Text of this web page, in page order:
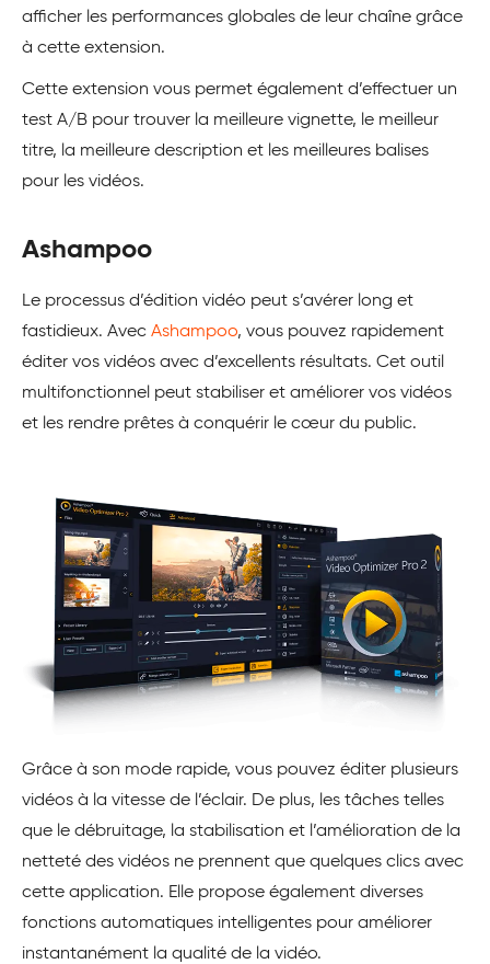
afficher les performances globales de leur chaîne grâce
à cette extension.
Cette extension vous permet également d’effectuer un
test A/B pour trouver la meilleure vignette, le meilleur
titre, la meilleure description et les meilleures balises
pour les vidéos.
Ashampoo
Le processus d’édition vidéo peut s’avérer long et
fastidieux. Avec Ashampoo, vous pouvez rapidement
éditer vos vidéos avec d’excellents résultats. Cet outil
multifonctionnel peut stabiliser et améliorer vos vidéos
et les rendre prêtes à conquérir le cœur du public.
Grâce à son mode rapide, vous pouvez éditer plusieurs
vidéos à la vitesse de l’éclair. De plus, les tâches telles
que le débruitage, la stabilisation et l’amélioration de la
netteté des vidéos ne prennent que quelques clics avec
cette application. Elle propose également diverses
fonctions automatiques intelligentes pour améliorer
instantanément la qualité de la vidéo.